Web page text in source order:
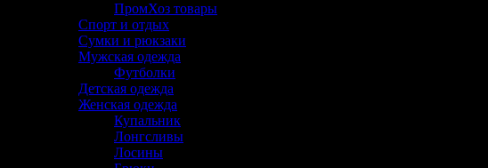
ПромХоз товары
Спорт и отдых
Сумки и рюкзаки
Мужская одежда
Футболки
Детская одежда
Женская одежда
Купальник
Лонгсливы
Лосины